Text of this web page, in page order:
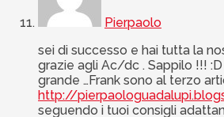
Pierpaolo
sei di successo e hai tutta la
grazie agli Ac/dc . Sappilo !!!
grande …Frank sono al terzo
http://
seguendo i tuoi consigli